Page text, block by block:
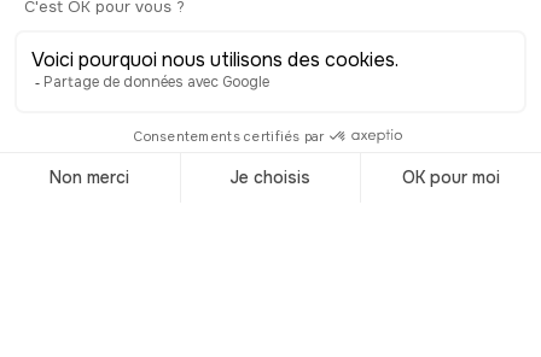
ciudad desde la prehistoria hasta la
Saint Aphrodise, la Baeterrae romana,
la cruzada albigense o el trágico
en 1790, los agentes de la gabela de la
sal que fueron ejecutados aquí mismo,